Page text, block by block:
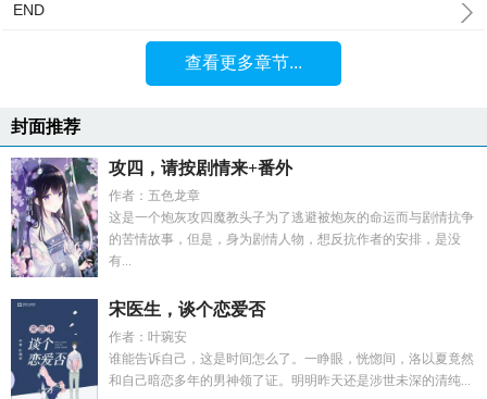
END
查看更多章节...
封面推荐
攻四，请按剧情来+番外
作者：五色龙章
这是一个炮灰攻四魔教头子为了逃避被炮灰的命运而与剧情抗争
的苦情故事，但是，身为剧情人物，想反抗作者的安排，是没
有...
宋医生，谈个恋爱否
作者：叶琬安
谁能告诉自己，这是时间怎么了。一睁眼，恍惚间，洛以夏竟然
和自己暗恋多年的男神领了证。明明昨天还是涉世未深的清纯...